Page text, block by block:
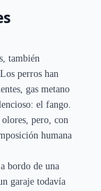
también
perros han
gas metano
el fango.
pero, con
humana
bordo de una
garaje todavía